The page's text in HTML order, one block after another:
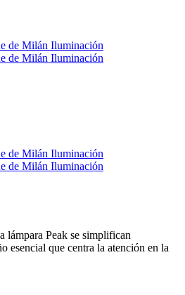
lámpara Peak se simplifican
esencial que centra la atención en la